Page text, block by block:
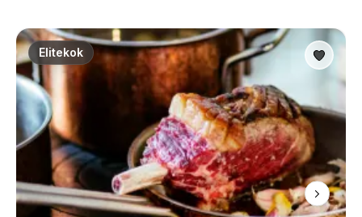
Elitekok